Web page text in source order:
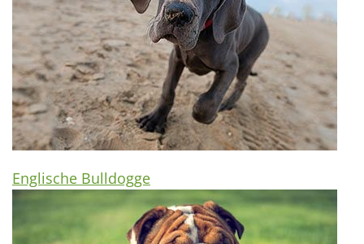
Englische Bulldogge